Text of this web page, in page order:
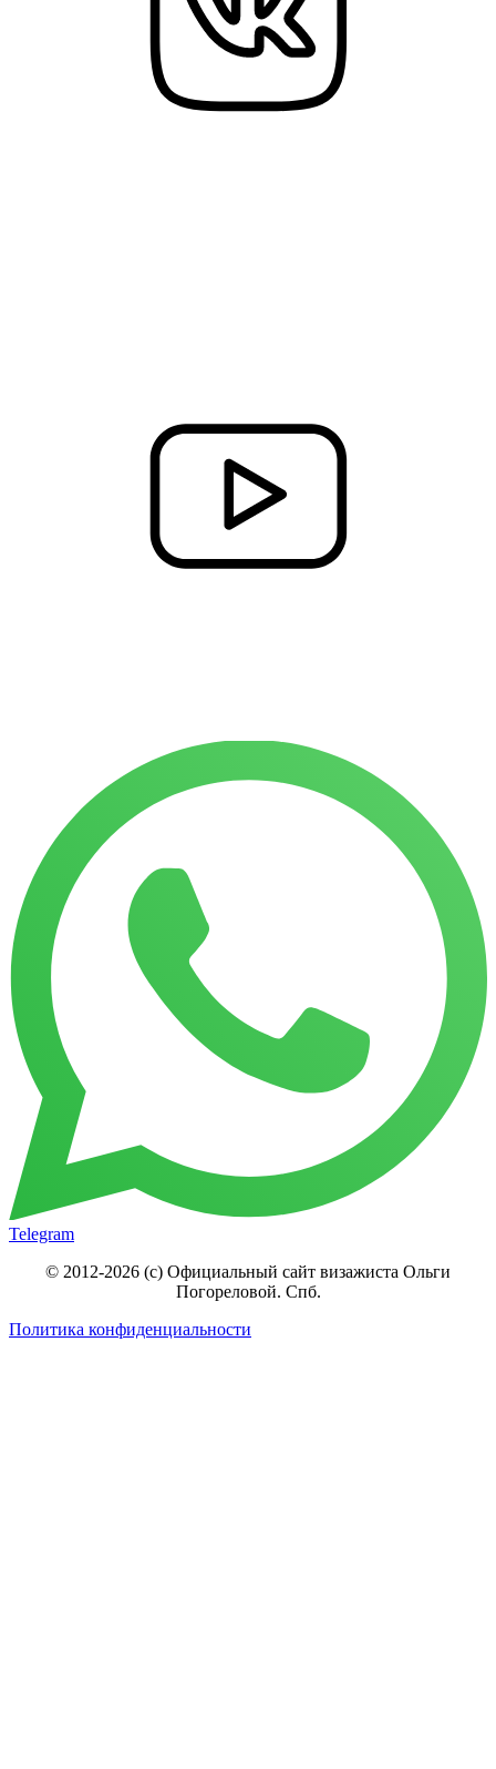
Telegram
© 2012-2026 (c) Официальный сайт визажиста Ольги
Погореловой. Спб.
Политика конфиденциальности